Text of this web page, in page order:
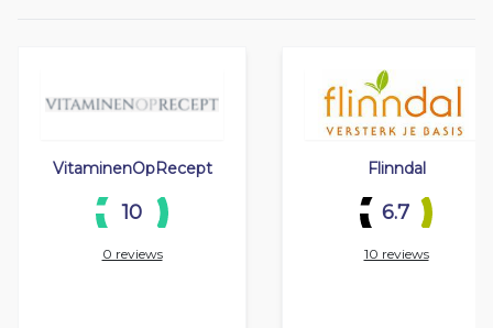
VitaminenOpRecept
10
0 reviews
Flinndal
6.7
10 reviews